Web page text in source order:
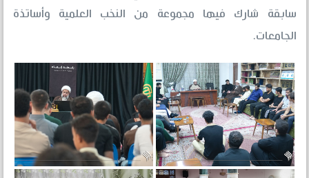
سابقة شارك فيها مجموعة من النخب العلمية وأساتذة
الجامعات.